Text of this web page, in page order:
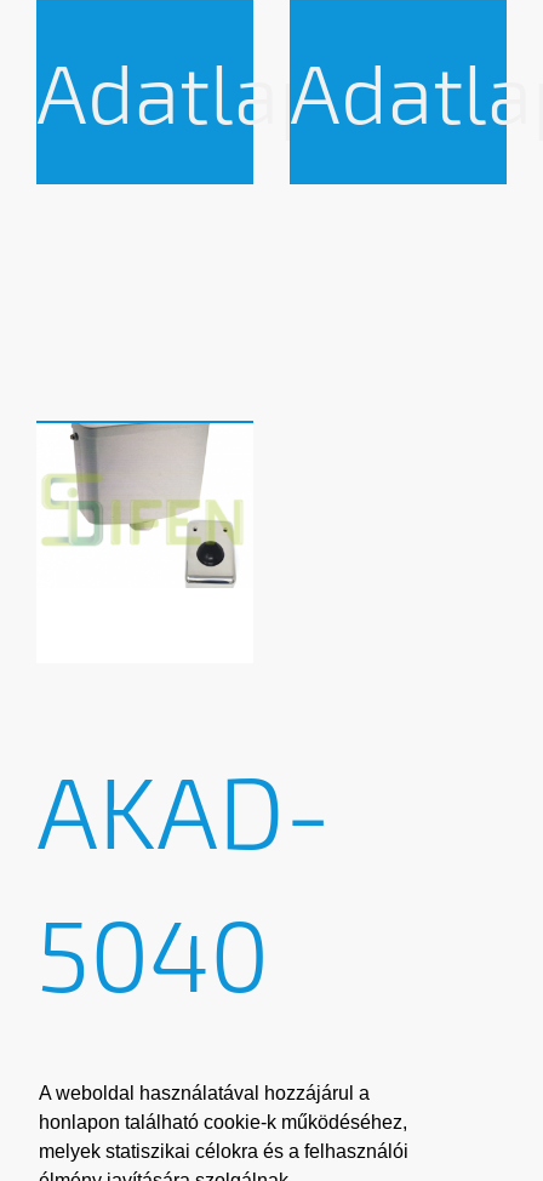
A weboldal használatával hozzájárul a
honlapon található cookie-k működéséhez,
melyek statiszikai célokra és a felhasználói
Adatlap
AKAD-
5040
73,800
FT +